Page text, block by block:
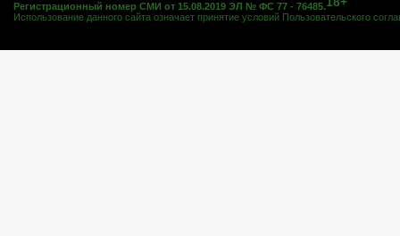
Регистрационный номер СМИ от 15.08.2019 ЭЛ № ФС 77 - 76485.
Использование данного сайта означает принятие условий Пользовательского